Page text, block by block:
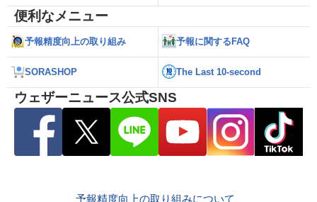
便利なメニュー
予報精度向上の取り組み 予報に関するFAQ
SORASHOP The Last 10-second
ウェザーニュース公式SNS
予報精度向上の取り組みについて